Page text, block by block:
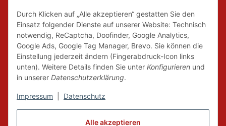
Alle akzeptieren
Durch Klicken auf „Alle akzeptieren“ gestatten Sie den
Einsatz folgender Dienste auf unserer Website: Technisch
notwendig, ReCaptcha, Doofinder, Google Analytics,
Google Ads, Google Tag Manager, Brevo. Sie können die
Einstellung jederzeit ändern (Fingerabdruck-Icon links
unten). Weitere Details finden Sie unter Konfigurieren und
in unserer Datenschutzerklärung.
Impressum Datenschutz
Wir tragen Verantwortung und erfüllen unsere
Pflichten zur Systembeteiligung nach dem
Verpackungsgesetz.
FAIRCOMMERCE
Wir sind seit 04.12.2015 Mitglied der Initiative